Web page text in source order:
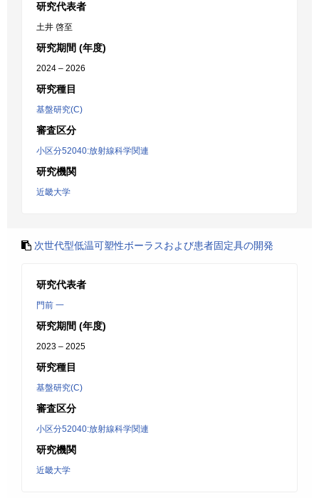
研究代表者
土井 啓至
研究期間 (年度)
2024 – 2026
研究種目
基盤研究(C)
審査区分
小区分52040:放射線科学関連
研究機関
近畿大学
次世代型低温可塑性ボーラスおよび患者固定具の開発
研究代表者
門前 一
研究期間 (年度)
2023 – 2025
研究種目
基盤研究(C)
審査区分
小区分52040:放射線科学関連
研究機関
近畿大学